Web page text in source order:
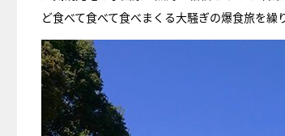
ど食べて食べて食べまくる大騒ぎの爆食旅を繰